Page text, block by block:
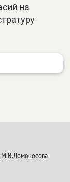
на
М.В.Ломоносова